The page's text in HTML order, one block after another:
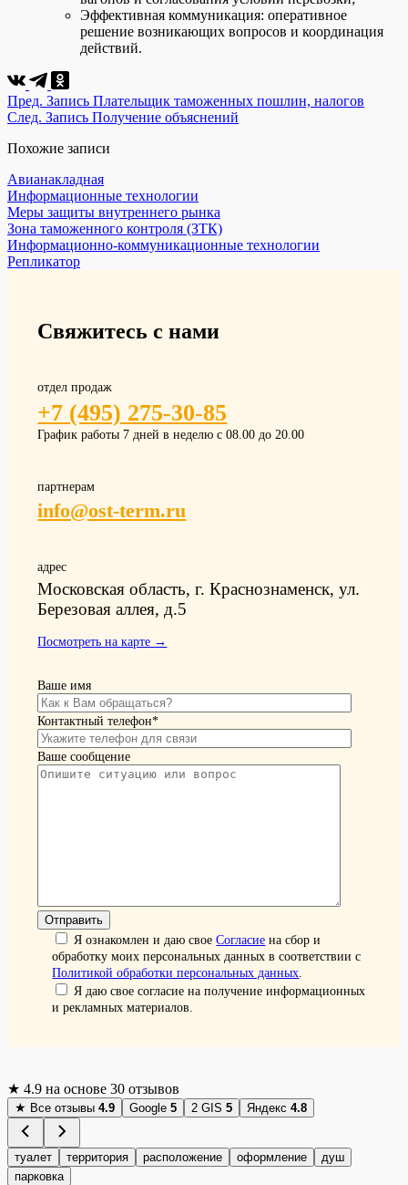
Эффективная коммуникация: оперативное
решение возникающих вопросов и координация
действий.
Пред. Запись Плательщик таможенных пошлин, налогов
След. Запись Получение объяснений
Похожие записи
Авианакладная
Информационные технологии
Меры защиты внутреннего рынка
Зона таможенного контроля (ЗТК)
Информационно-коммуникационные технологии
Репликатор
Свяжитесь с нами
отдел продаж
+7 (495) 275-30-85
График работы 7 дней в неделю с 08.00 до 20.00
партнерам
info@ost-term.ru
адрес
Московская область, г. Краснознаменск, ул.
Березовая аллея, д.5
Посмотреть на карте →
Ваше имя
Контактный телефон*
Ваше сообщение
Я ознакомлен и даю своеСогласие на сбор и
обработку моих персональных данных в соответствии с
Политикой обработки персональных данных.
Я даю свое согласие на получение информационных
и рекламных материалов.
★ 4.9 на основе 30 отзывов
★ Все отзывы 4.9 Google 5 2 GIS 5 Яндекс 4.8
туалет территория расположение оформление
душ
парковка